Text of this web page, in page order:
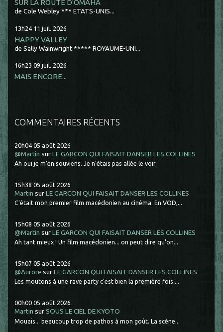
SUR LA ROUTE D'OMAHA
de Cole Webley *** ETATS-UNIS...
13h24 11 juil. 2026
HAPPY VALLEY
de Sally Wainwright ***** ROYAUME-UNI...
16h23 09 juil. 2026
MAIS ENCORE...
COMMENTAIRES RÉCENTS
20h04 05 août 2026
@Martin surLE GARCON QUI FAISAIT DANSER LES COLLINES
Ah oui je m'en souviens. Je n'étais pas allée le voir.
15h38 05 août 2026
Martin surLE GARCON QUI FAISAIT DANSER LES COLLINES
C'était mon premier film macédonien au cinéma. En VOD,...
15h08 05 août 2026
@Martin surLE GARCON QUI FAISAIT DANSER LES COLLINES
Ah tant mieux ! Un film macédonien... on peut dire qu'on...
15h07 05 août 2026
@Aurore surLE GARCON QUI FAISAIT DANSER LES COLLINES
Les moutons à une rave party c'est bien la première fois....
00h00 05 août 2026
Martin surSOUS LE CIEL DE KYOTO
Mouais... beaucoup trop de pathos à mon goût. La scène...